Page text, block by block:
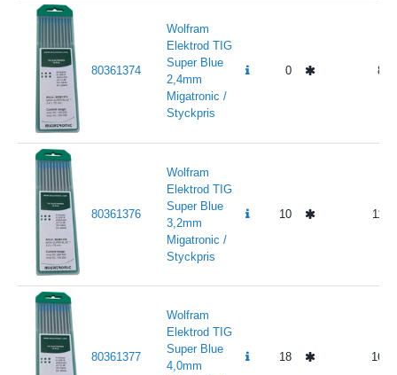
80361374
Wolfram
Elektrod TIG
Super Blue
2,4mm
Migatronic /
Styckpris
0 88
80361376
Wolfram
Elektrod TIG
Super Blue
3,2mm
Migatronic /
Styckpris
10 112
80361377
Wolfram
Elektrod TIG
Super Blue
4,0mm
18 168